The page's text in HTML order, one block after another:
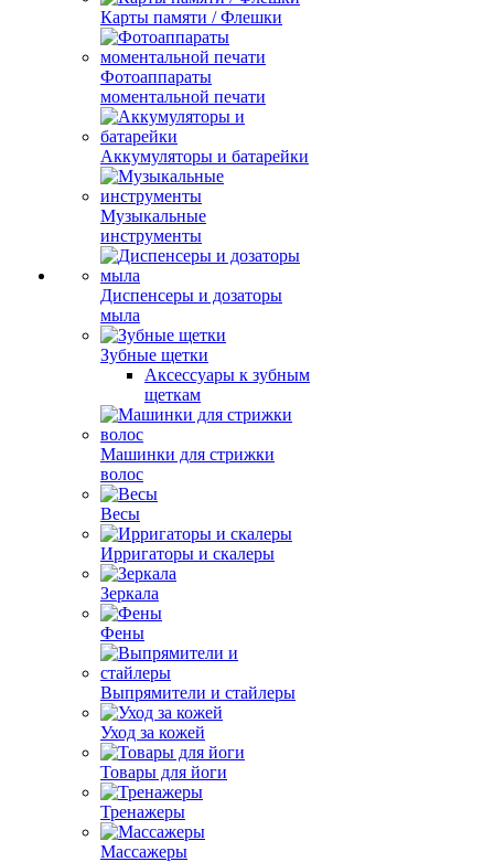
Карты памяти / Флешки
Фотоаппараты
моментальной печати
Аккумуляторы и батарейки
Музыкальные
инструменты
Диспенсеры и дозаторы
мыла
Зубные щетки
Аксессуары к зубным
щеткам
Машинки для стрижки
волос
Весы
Ирригаторы и скалеры
Зеркала
Фены
Выпрямители и стайлеры
Уход за кожей
Товары для йоги
Тренажеры
Массажеры